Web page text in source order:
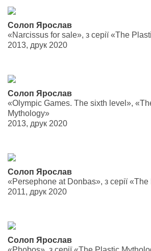
Солоп Ярослав
«Narcissus for sale», з серії «The
2013, друк 2020
Солоп Ярослав
«Olympic Games. The sixth level»,
Mythology»
2013, друк 2020
Солоп Ярослав
«Persephone at Donbas», з серії
2011, друк 2020
Солоп Ярослав